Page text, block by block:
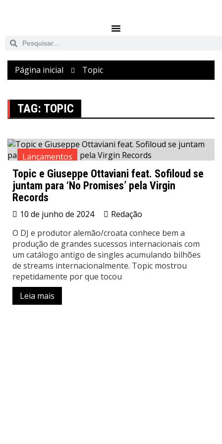
Página inicial Topic
TAG: TOPIC
Lançamentos
Topic e Giuseppe Ottaviani feat. Sofiloud se
juntam para ‘No Promises’ pela Virgin
Records
10 de junho de 2024
Redação
O DJ e produtor alemão/croata conhece bem a
produção de grandes sucessos internacionais com
um catálogo antigo de singles acumulando bilhões
de streams internacionalmente. Topic mostrou
repetidamente por que tocou
Leia mais